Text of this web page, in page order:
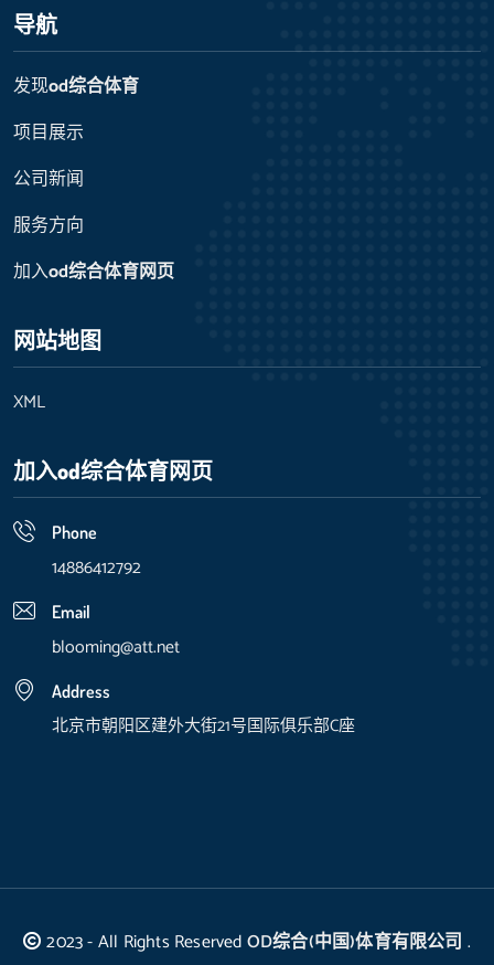
导航
发现od综合体育
项目展示
公司新闻
服务方向
加入od综合体育网页
网站地图
XML
加入od综合体育网页
Phone
14886412792
Email
blooming@att.net
Address
北京市朝阳区建外大街21号国际俱乐部C座
2023 - All Rights ReservedOD综合(中国)体育有限公司 .